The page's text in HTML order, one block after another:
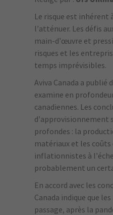
Le risque est inhérent
l’atténuer. Les défis
main-d’œuvre et
risques et les
temps imprévisibles.
Aviva Canada a
examine en
canadiennes. Les
d’approvisionnement
profondes : la
matériaux et les
inflationnistes à
probablement un
En accord avec les
Canada indique que
passage, après la